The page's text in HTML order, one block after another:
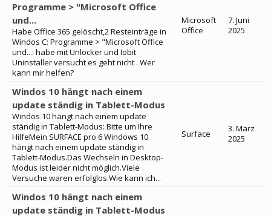
Programme > "Microsoft Office
und...
Habe Office 365 gelöscht,2 Resteinträge in
Windos C: Programme > "Microsoft Office
und...: habe mit Unlocker und Iobit
Uninstaller versucht es geht nicht . Wer
kann mir helfen?
Microsoft
Office
7. Juni
2025
Windos 10 hängt nach einem
update ständig in Tablett-Modus
Windos 10 hängt nach einem update
ständig in Tablett-Modus: Bitte um Ihre
HilfeMein SURFACE pro 6 Windows 10
hängt nach einem update ständig in
Tablett-Modus.Das Wechseln in Desktop-
Modus ist leider nicht möglich.Viele
Versuche waren erfolglos.Wie kann ich...
Surface
3. März
2025
Windos 10 hängt nach einem
update ständig in Tablett-Modus